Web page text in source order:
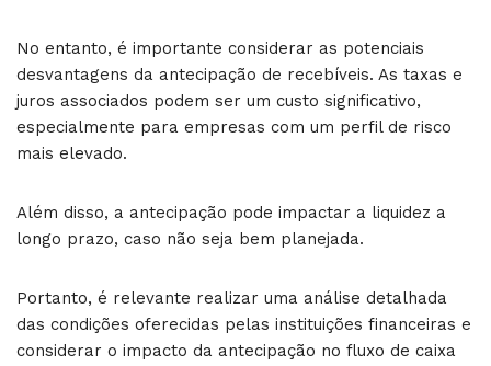
No entanto, é importante considerar as potenciais
desvantagens da antecipação de recebíveis. As taxas e
juros associados podem ser um custo significativo,
especialmente para empresas com um perfil de risco
mais elevado.
Além disso, a antecipação pode impactar a liquidez a
longo prazo, caso não seja bem planejada.
Portanto, é relevante realizar uma análise detalhada
das condições oferecidas pelas instituições financeiras e
considerar o impacto da antecipação no fluxo de caixa